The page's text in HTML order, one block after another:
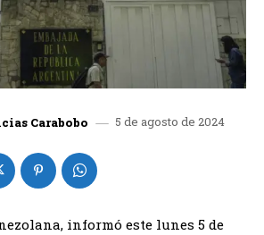
Carabobo 5 de agosto de 2024
informó este lunes 5 de